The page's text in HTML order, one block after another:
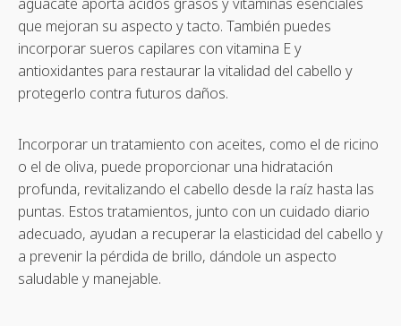
que mejoran su aspecto y tacto. También puedes
incorporar sueros capilares con vitamina E y
antioxidantes para restaurar la vitalidad del cabello y
protegerlo contra futuros daños.
Incorporar un tratamiento con aceites, como el de ricino
o el de oliva, puede proporcionar una hidratación
profunda, revitalizando el cabello desde la raíz hasta las
puntas. Estos tratamientos, junto con un cuidado diario
adecuado, ayudan a recuperar la elasticidad del cabello y
a prevenir la pérdida de brillo, dándole un aspecto
saludable y manejable.